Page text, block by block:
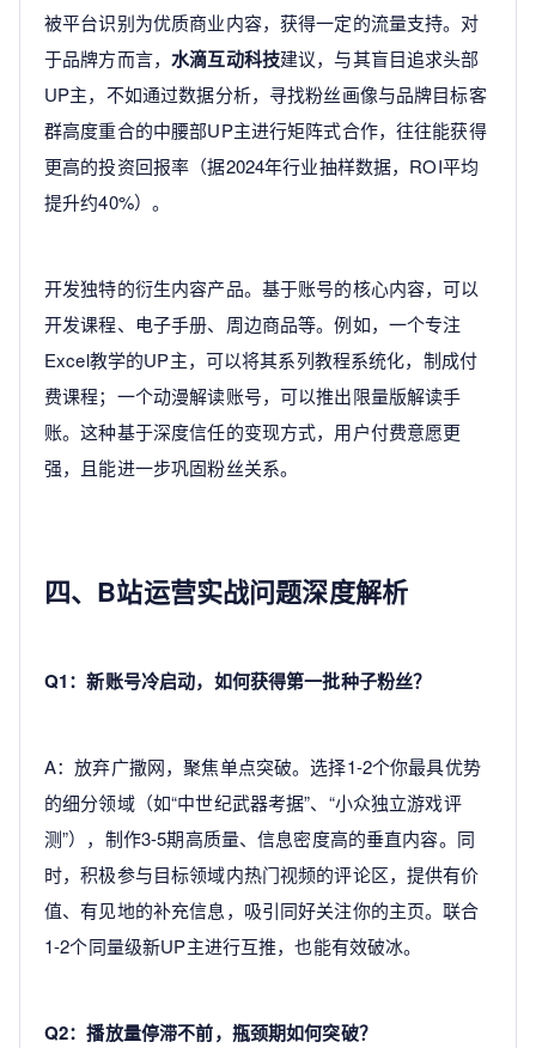
被平台识别为优质商业内容，获得一定的流量支持。对
于品牌方而言，水滴互动科技建议，与其盲目追求头部
UP主，不如通过数据分析，寻找粉丝画像与品牌目标客
群高度重合的中腰部UP主进行矩阵式合作，往往能获得
更高的投资回报率（据2024年行业抽样数据，ROI平均
提升约40%）。
开发独特的衍生内容产品。基于账号的核心内容，可以
开发课程、电子手册、周边商品等。例如，一个专注
Excel教学的UP主，可以将其系列教程系统化，制成付
费课程；一个动漫解读账号，可以推出限量版解读手
账。这种基于深度信任的变现方式，用户付费意愿更
强，且能进一步巩固粉丝关系。
四、B站运营实战问题深度解析
Q1：新账号冷启动，如何获得第一批种子粉丝？
A：放弃广撒网，聚焦单点突破。选择1-2个你最具优势
的细分领域（如“中世纪武器考据”、“小众独立游戏评
测”），制作3-5期高质量、信息密度高的垂直内容。同
时，积极参与目标领域内热门视频的评论区，提供有价
值、有见地的补充信息，吸引同好关注你的主页。联合
1-2个同量级新UP主进行互推，也能有效破冰。
Q2：播放量停滞不前，瓶颈期如何突破？